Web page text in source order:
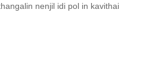
nenjil idi pol in kavithai